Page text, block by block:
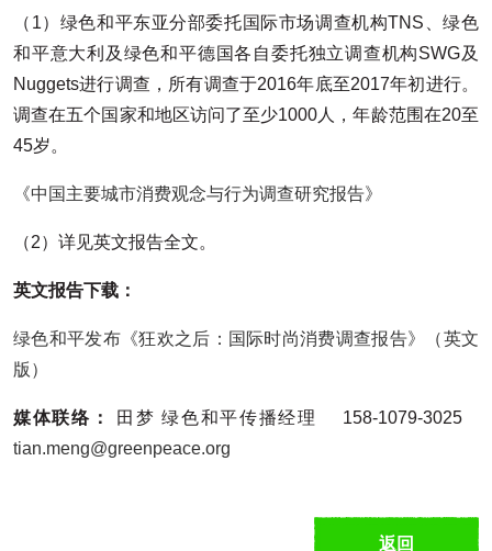
（1）绿色和平东亚分部委托国际市场调查机构TNS、绿色
和平意大利及绿色和平德国各自委托独立调查机构SWG及
Nuggets进行调查，所有调查于2016年底至2017年初进行。
调查在五个国家和地区访问了至少1000人，年龄范围在20至
45岁。
《中国主要城市消费观念与行为调查研究报告》
（2）详见英文报告全文。
英文报告下载：
绿色和平发布《狂欢之后：国际时尚消费调查报告》（英文
版）
媒体联络：
田梦 绿色和平传播经理 158-1079-3025
tian.meng@greenpeace.org
返回